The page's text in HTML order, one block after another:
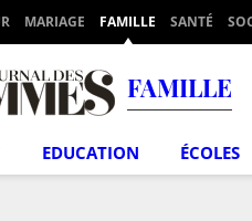
MARIAGE FAMILLE SANTÉ
FAMILLE
EDUCATION ÉCOLES